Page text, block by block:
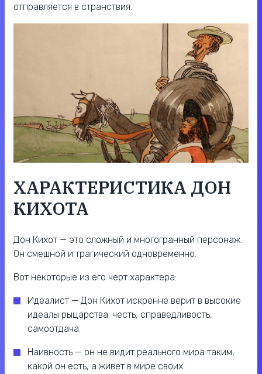
отправляется в странствия.
ХАРАКТЕРИСТИКА ДОН
КИХОТА
Дон Кихот — это сложный и многогранный персонаж.
Он смешной и трагический одновременно.
Вот некоторые из его черт характера:
Идеалист — Дон Кихот искренне верит в высокие
идеалы рыцарства: честь, справедливость,
самоотдача.
Наивность — он не видит реального мира таким,
какой он есть, а живет в мире своих